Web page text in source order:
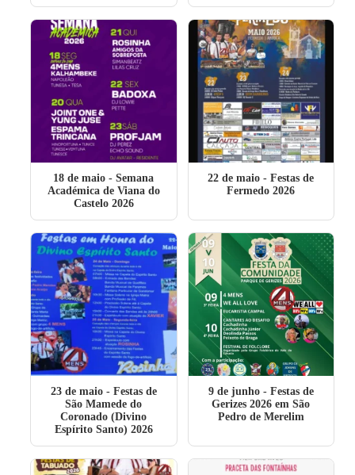
18 de maio - Semana
Académica de Viana do
Castelo 2026
22 de maio - Festas de
Fermedo 2026
23 de maio- Festas de
São Mamede do
Coronado (Divino
Espírito Santo) 2026
9 de junho- Festas de
Gerizes 2026 em São
Pedro de Merelim